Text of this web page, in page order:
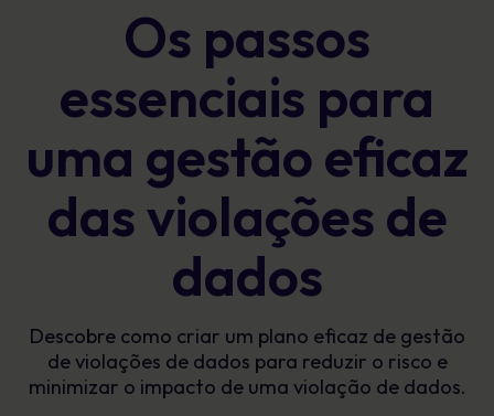
Os passos
essenciais para
uma gestão eficaz
das violações de
dados
Descobre como criar um plano eficaz de gestão
de violações de dados para reduzir o risco e
minimizar o impacto de uma violação de dados.